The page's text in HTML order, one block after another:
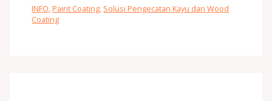
INFO,Paint Coating, Solusi Pengecatan Kayu dan Wood
Coating